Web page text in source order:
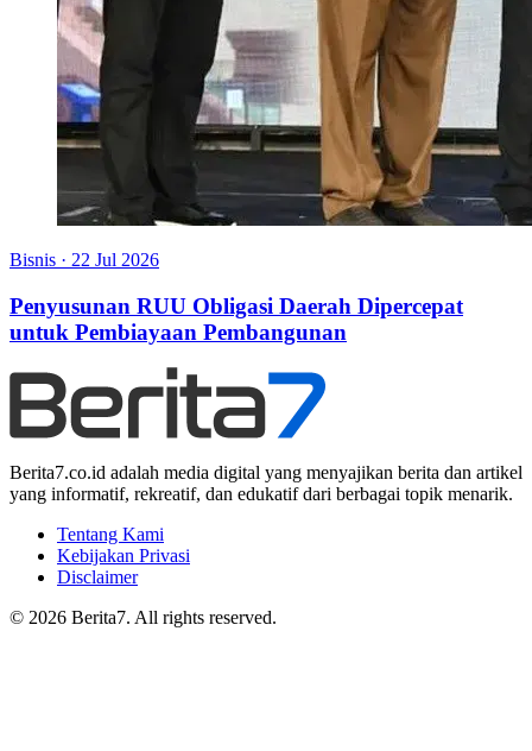
Bisnis · 22 Jul 2026
Penyusunan RUU Obligasi Daerah Dipercepat
untuk Pembiayaan Pembangunan
Berita7.co.id adalah media digital yang menyajikan berita dan artikel
yang informatif, rekreatif, dan edukatif dari berbagai topik menarik.
Tentang Kami
Kebijakan Privasi
Disclaimer
© 2026 Berita7. All rights reserved.